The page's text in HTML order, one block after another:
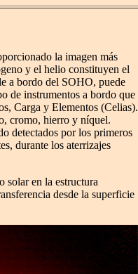
la imagen más
y el helio constituyen el
a bordo del SOHO, puede
de instrumentos a bordo que
Carga y Elementos (Celias).
cromo, hierro y níquel.
detectados por los primeros
durante los aterrizajes
solar en la estructura
desde la superficie